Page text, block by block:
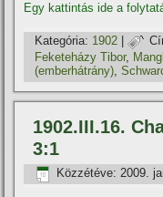
Egy kattintás ide a
Kategória: 1902 |
Feketeházy Tibor,
(emberhátrány),
1902.III.16.
3:1
Közzétéve: 2009.